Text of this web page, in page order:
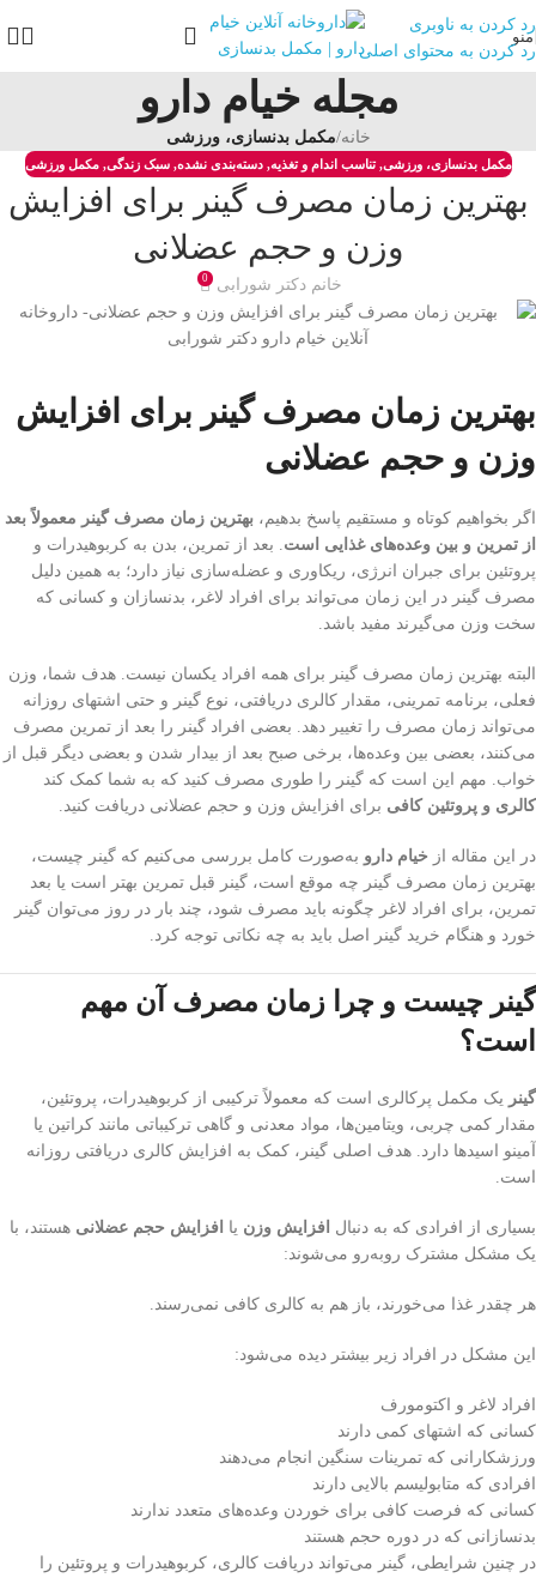
رد کردن به ناوبری
رد کردن به محتوای اصلی
منو
مجله خیام دارو
خانه/مکمل بدنسازی، ورزشی
مکمل بدنسازی، ورزشی,تناسب اندام و تغذیه,دسته‌بندی نشده,سبک زندگی,مکمل ورزشی
بهترین زمان مصرف گینر برای افزایش
وزن و حجم عضلانی
خانم دکتر شورابی 0
بهترین زمان مصرف گینر برای افزایش
وزن و حجم عضلانی
اگر بخواهیم کوتاه و مستقیم پاسخ بدهیم، بهترین زمان مصرف گینر معمولاً بعد
از تمرین و بین وعده‌های غذایی است. بعد از تمرین، بدن به کربوهیدرات و
پروتئین برای جبران انرژی، ریکاوری و عضله‌سازی نیاز دارد؛ به همین دلیل
مصرف گینر در این زمان می‌تواند برای افراد لاغر، بدنسازان و کسانی که
سخت وزن می‌گیرند مفید باشد.
البته بهترین زمان مصرف گینر برای همه افراد یکسان نیست. هدف شما، وزن
فعلی، برنامه تمرینی، مقدار کالری دریافتی، نوع گینر و حتی اشتهای روزانه
می‌تواند زمان مصرف را تغییر دهد. بعضی افراد گینر را بعد از تمرین مصرف
می‌کنند، بعضی بین وعده‌ها، برخی صبح بعد از بیدار شدن و بعضی دیگر قبل از
خواب. مهم این است که گینر را طوری مصرف کنید که به شما کمک کند
کالری و پروتئین کافی برای افزایش وزن و حجم عضلانی دریافت کنید.
در این مقاله از خیام دارو به‌صورت کامل بررسی می‌کنیم که گینر چیست،
بهترین زمان مصرف گینر چه موقع است، گینر قبل تمرین بهتر است یا بعد
تمرین، برای افراد لاغر چگونه باید مصرف شود، چند بار در روز می‌توان گینر
خورد و هنگام خرید گینر اصل باید به چه نکاتی توجه کرد.
گینر چیست و چرا زمان مصرف آن مهم
است؟
گینر یک مکمل پرکالری است که معمولاً ترکیبی از کربوهیدرات، پروتئین،
مقدار کمی چربی، ویتامین‌ها، مواد معدنی و گاهی ترکیباتی مانند کراتین یا
آمینو اسیدها دارد. هدف اصلی گینر، کمک به افزایش کالری دریافتی روزانه
است.
بسیاری از افرادی که به دنبال افزایش وزن یا افزایش حجم عضلانی هستند، با
یک مشکل مشترک روبه‌رو می‌شوند:
هر چقدر غذا می‌خورند، باز هم به کالری کافی نمی‌رسند.
این مشکل در افراد زیر بیشتر دیده می‌شود:
افراد لاغر و اکتومورف
کسانی که اشتهای کمی دارند
ورزشکارانی که تمرینات سنگین انجام می‌دهند
افرادی که متابولیسم بالایی دارند
کسانی که فرصت کافی برای خوردن وعده‌های متعدد ندارند
بدنسازانی که در دوره حجم هستند
در چنین شرایطی، گینر می‌تواند دریافت کالری، کربوهیدرات و پروتئین را